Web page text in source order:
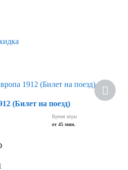
(Билет на поезд)
Время игры
от 45 мин.